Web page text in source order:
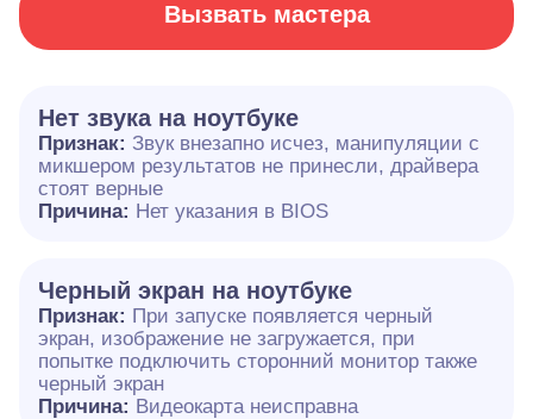
Вызвать мастера
Нет звука на ноутбуке
Признак: Звук внезапно исчез, манипуляции с
микшером результатов не принесли, драйвера
стоят верные
Причина: Нет указания в BIOS
Черный экран на ноутбуке
Признак: При запуске появляется черный
экран, изображение не загружается, при
попытке подключить сторонний монитор также
черный экран
Причина: Видеокарта неисправна